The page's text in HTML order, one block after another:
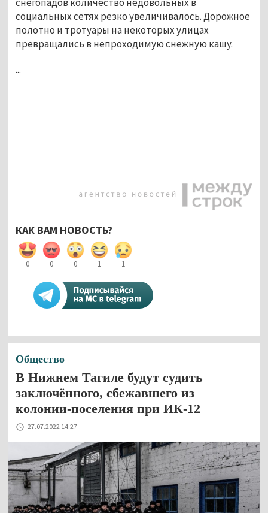
социальных сетях резко увеличивалось. Дорожное
полотно и тротуары на некоторых улицах
превращались в непроходимую снежную кашу.
...
КАК ВАМ НОВОСТЬ?
0 0 0 1 1
Общество
В Нижнем Тагиле будут судить
заключённого, сбежавшего из
колонии-поселения при ИК-12
27.07.2022 14:27